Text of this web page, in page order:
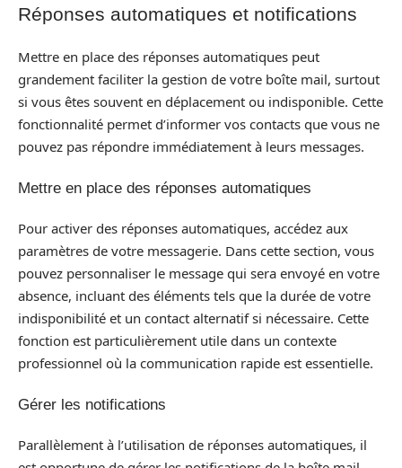
Réponses automatiques et notifications
Mettre en place des réponses automatiques peut
grandement faciliter la gestion de votre boîte mail, surtout
si vous êtes souvent en déplacement ou indisponible. Cette
fonctionnalité permet d’informer vos contacts que vous ne
pouvez pas répondre immédiatement à leurs messages.
Mettre en place des réponses automatiques
Pour activer des réponses automatiques, accédez aux
paramètres de votre messagerie. Dans cette section, vous
pouvez personnaliser le message qui sera envoyé en votre
absence, incluant des éléments tels que la durée de votre
indisponibilité et un contact alternatif si nécessaire. Cette
fonction est particulièrement utile dans un contexte
professionnel où la communication rapide est essentielle.
Gérer les notifications
Parallèlement à l’utilisation de réponses automatiques, il